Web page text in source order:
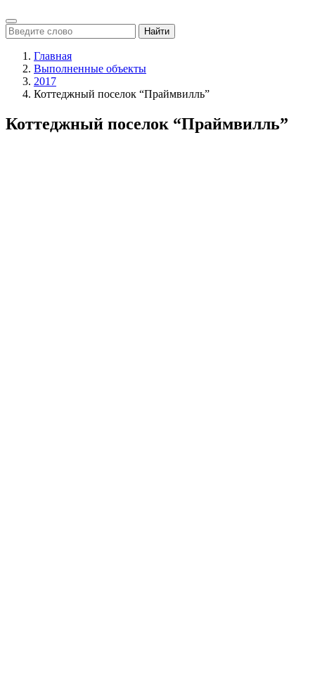
Найти
Главная
Выполненные объекты
2017
Коттеджный поселок “Праймвилль”
Коттеджный поселок “Праймвилль”